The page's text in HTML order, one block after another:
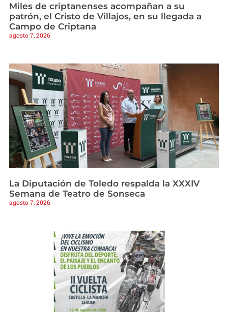
Miles de criptanenses acompañan a su
patrón, el Cristo de Villajos, en su llegada a
Campo de Criptana
agosto 7, 2026
La Diputación de Toledo respalda la XXXIV
Semana de Teatro de Sonseca
agosto 7, 2026